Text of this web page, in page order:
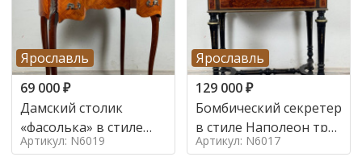
Ярославль
69 000₽
Дамский столик
«фасолька» в стиле
Луи 16,
Артикул: N6019
Ярославль
129 000₽
Бомбический секретер
в стиле Наполеон труа
в стиле
Артикул: N6017